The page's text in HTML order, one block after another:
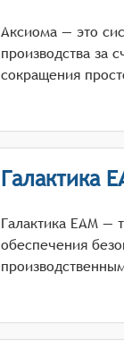
Аксиома — это
производства за
сокращения
Галактика
Галактика ЕАМ —
обеспечения